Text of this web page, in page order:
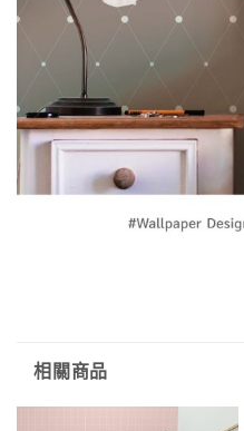
相關商品